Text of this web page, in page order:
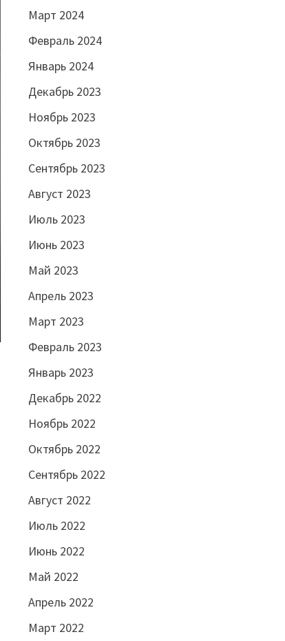
Март 2024
Февраль 2024
Январь 2024
Декабрь 2023
Ноябрь 2023
Октябрь 2023
Сентябрь 2023
Август 2023
Июль 2023
Июнь 2023
Май 2023
Апрель 2023
Март 2023
Февраль 2023
Январь 2023
Декабрь 2022
Ноябрь 2022
Октябрь 2022
Сентябрь 2022
Август 2022
Июль 2022
Июнь 2022
Май 2022
Апрель 2022
Март 2022